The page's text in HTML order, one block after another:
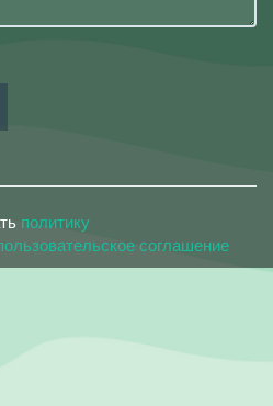
политику
соглашение